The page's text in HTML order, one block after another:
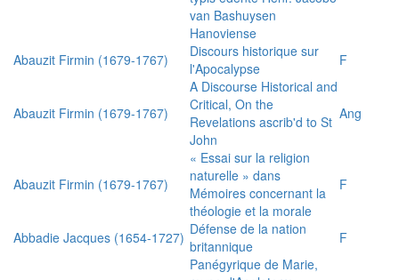
van Bashuysen
Hanoviense
Abauzit Firmin (1679-1767)
Discours historique sur
l'Apocalypse
F
Abauzit Firmin (1679-1767)
A Discourse Historical and
Critical, On the
Revelations ascrib'd to St
John
Ang
Abauzit Firmin (1679-1767)
« Essai sur la religion
naturelle » dans
Mémoires concernant la
théologie et la morale
F
Abbadie Jacques (1654-1727) Défense de la nation
britannique
F
Panégyrique de Marie,